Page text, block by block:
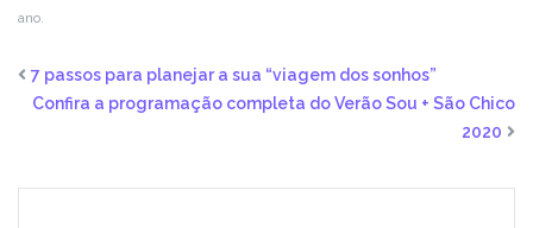
ano.
7 passos para planejar a sua “viagem dos sonhos”
Confira a programação completa do Verão Sou + São Chico
2020